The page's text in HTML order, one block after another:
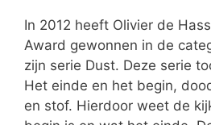
In 2012 heeft Olivier de
Award gewonnen in de
zijn serie Dust. Deze serie
Het einde en het begin,
en stof. Hierdoor weet de